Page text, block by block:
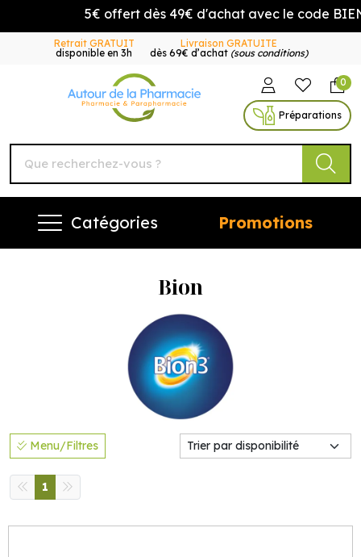
5€ offert dès 49€ d'achat avec le code
Retrait GRATUIT
disponible en 3h
Livraison GRATUITE
dès 69€ d’achat (sous conditions)
Autour de la Pharmacie
0
Préparations
Catégories Promotions
Bion
Menu/Filtres
1